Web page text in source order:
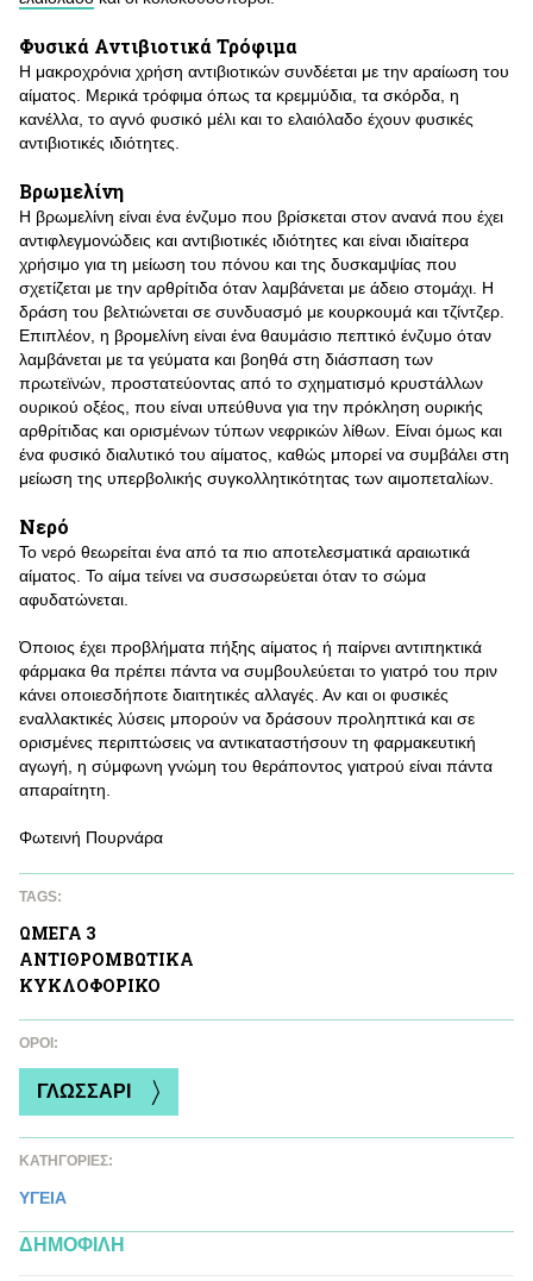
Φυσικά Αντιβιοτικά Τρόφιμα
Η μακροχρόνια χρήση αντιβιοτικών συνδέεται με την αραίωση του
αίματος. Μερικά τρόφιμα όπως τα κρεμμύδια, τα σκόρδα, η
κανέλλα, το αγνό φυσικό μέλι και το ελαιόλαδο έχουν φυσικές
αντιβιοτικές ιδιότητες.
Βρωμελίνη
Η βρωμελίνη είναι ένα ένζυμο που βρίσκεται στον ανανά που έχει
αντιφλεγμονώδεις και αντιβιοτικές ιδιότητες και είναι ιδιαίτερα
χρήσιμο για τη μείωση του πόνου και της δυσκαμψίας που
σχετίζεται με την αρθρίτιδα όταν λαμβάνεται με άδειο στομάχι. Η
δράση του βελτιώνεται σε συνδυασμό με κουρκουμά και τζίντζερ.
Επιπλέον, η βρομελίνη είναι ένα θαυμάσιο πεπτικό ένζυμο όταν
λαμβάνεται με τα γεύματα και βοηθά στη διάσπαση των
πρωτεϊνών, προστατεύοντας από το σχηματισμό κρυστάλλων
ουρικού οξέος, που είναι υπεύθυνα για την πρόκληση ουρικής
αρθρίτιδας και ορισμένων τύπων νεφρικών λίθων. Είναι όμως και
ένα φυσικό διαλυτικό του αίματος, καθώς μπορεί να συμβάλει στη
μείωση της υπερβολικής συγκολλητικότητας των αιμοπεταλίων.
Νερό
Το νερό θεωρείται ένα από τα πιο αποτελεσματικά αραιωτικά
αίματος. Το αίμα τείνει να συσσωρεύεται όταν το σώμα
αφυδατώνεται.
Όποιος έχει προβλήματα πήξης αίματος ή παίρνει αντιπηκτικά
φάρμακα θα πρέπει πάντα να συμβουλεύεται το γιατρό του πριν
κάνει οποιεσδήποτε διαιτητικές αλλαγές. Αν και οι φυσικές
εναλλακτικές λύσεις μπορούν να δράσουν προληπτικά και σε
ορισμένες περιπτώσεις να αντικαταστήσουν τη φαρμακευτική
αγωγή, η σύμφωνη γνώμη του θεράποντος γιατρού είναι πάντα
απαραίτητη.
Φωτεινή Πουρνάρα
TAGS:
ΩΜΕΓΑ 3
ΑΝΤΙΘΡΟΜΒΩΤΙΚA
ΚΥΚΛΟΦΟΡΙΚΟ
ΌΡΟΙ:
ΓΛΩΣΣΑΡΙ
ΚΑΤΗΓΟΡΙΕΣ:
ΥΓΕΙΑ
ΔΗΜΟΦΙΛΗ